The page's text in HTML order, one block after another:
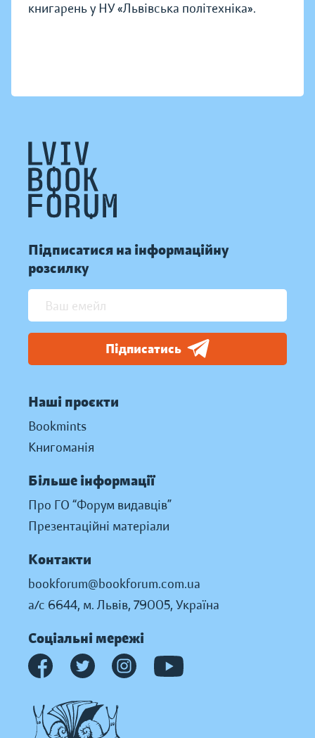
книгарень у НУ «Львівська політехніка».
Підписатися на інформаційну
розсилку
Підписатись
Наші проєкти
Bookmints
Книгоманія
Більше інформації
Про ГО “Форум видавців”
Презентаційні матеріали
Контакти
bookforum@bookforum.com.ua
а/с 6644, м. Львів, 79005, Україна
Соціальні мережі